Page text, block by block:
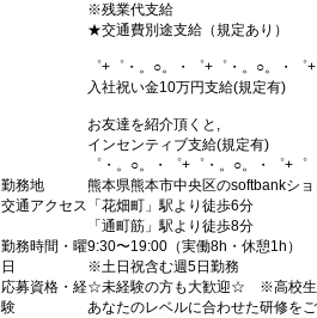
※残業代支給
★交通費別途支給（規定あり）
゜+゜・。○。・゜+゜・。○。・゜
入社祝い金10万円支給(規定有)
お友達を紹介頂くと,
インセンティブ支給(規定有)
゜・。○。・゜+゜・。○。・゜+゜
勤務地
熊本県熊本市中央区のsoftbankシ
交通アクセス 「花畑町」駅より徒歩6分
「通町筋」駅より徒歩8分
勤務時間・曜
日
9:30〜19:00（実働8h・休憩1h）
※土日祝含む週5日勤務
応募資格・経
験
☆未経験の方も大歓迎☆ ※高校生
あなたのレベルに合わせた研修を